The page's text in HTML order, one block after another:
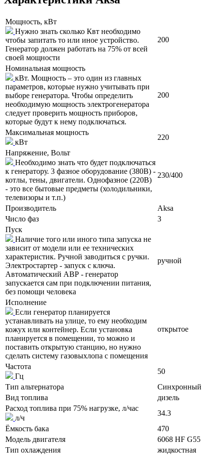
Мощность, кВт
Нужно знать сколько Квт необходимо
чтобы запитать то или иное устройство.
Генератор должен работать на 75% от всей
своей мощности
200
Номинальная мощность
кВт. Мощность – это один из главных
параметров, которые нужно учитывать при
выборе генератора. Чтобы определить
необходимую мощность электрогенератора
следует проверить мощность приборов,
которые будут к нему подключаться.
200
Максимальная мощность
кВт
220
Напряжение, Вольт
Необходимо знать что будет подключаться
к генератору. 3 фазное оборудование (380В) -
котлы, тены, двигатели. Однофазное (220В)
- это все бытовые предметы (холодильники,
телевизоры и т.п.)
230/400
Производитель
Aksa
Число фаз
3
Пуск
Наличие того или иного типа запуска не
зависит от модели или ее технических
характеристик. Ручной заводиться с ручки.
Электростартер - запуск с ключа.
Автоматический АВР - генератор
запускается сам при подключении питания,
без помощи человека
ручной
Исполнение
Если генератор планируется
устанавливать на улице, то ему необходим
кожух или контейнер. Если установка
планируется в помещении, то можно и
поставить открытую станцию, но нужно
сделать систему газовыхлопа с помещения
открытое
Частота
Гц
50
Тип альтернатора
Синхронный
Вид топлива
дизель
Расход топлива при 75% нагрузке, л/час
л/ч
34.3
Ёмкость бака
470
Модель двигателя
6068 HF G55
Тип охлаждения
жидкостная